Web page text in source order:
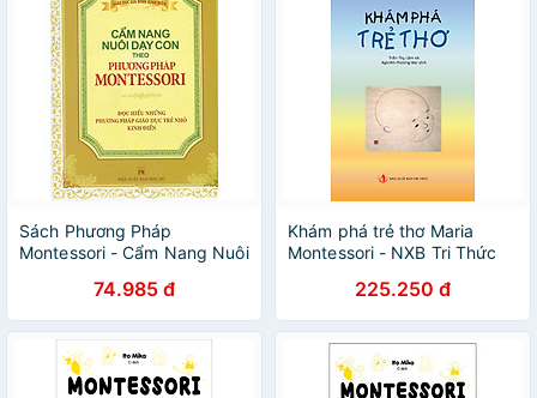
Sách Phương Pháp
Montessori - Cẩm Nang Nuôi
74.985 đ
Khám phá trẻ thơ Maria
Montessori - NXB Tri Thức
225.250 đ